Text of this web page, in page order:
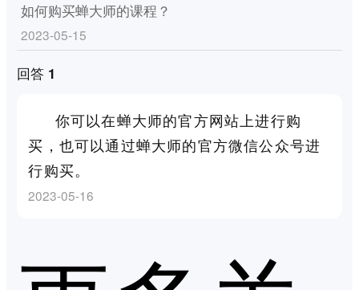
如何购买蝉大师的课程？
2023-05-15
回答 1
你可以在蝉大师的官方网站上进行购
买，也可以通过蝉大师的官方微信公众号进
行购买。
2023-05-16